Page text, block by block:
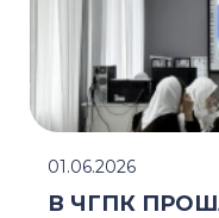
В ЧГПК
01.06.2026